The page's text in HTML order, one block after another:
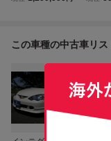
み可 全国納車可
送可
この車種の中古車リス